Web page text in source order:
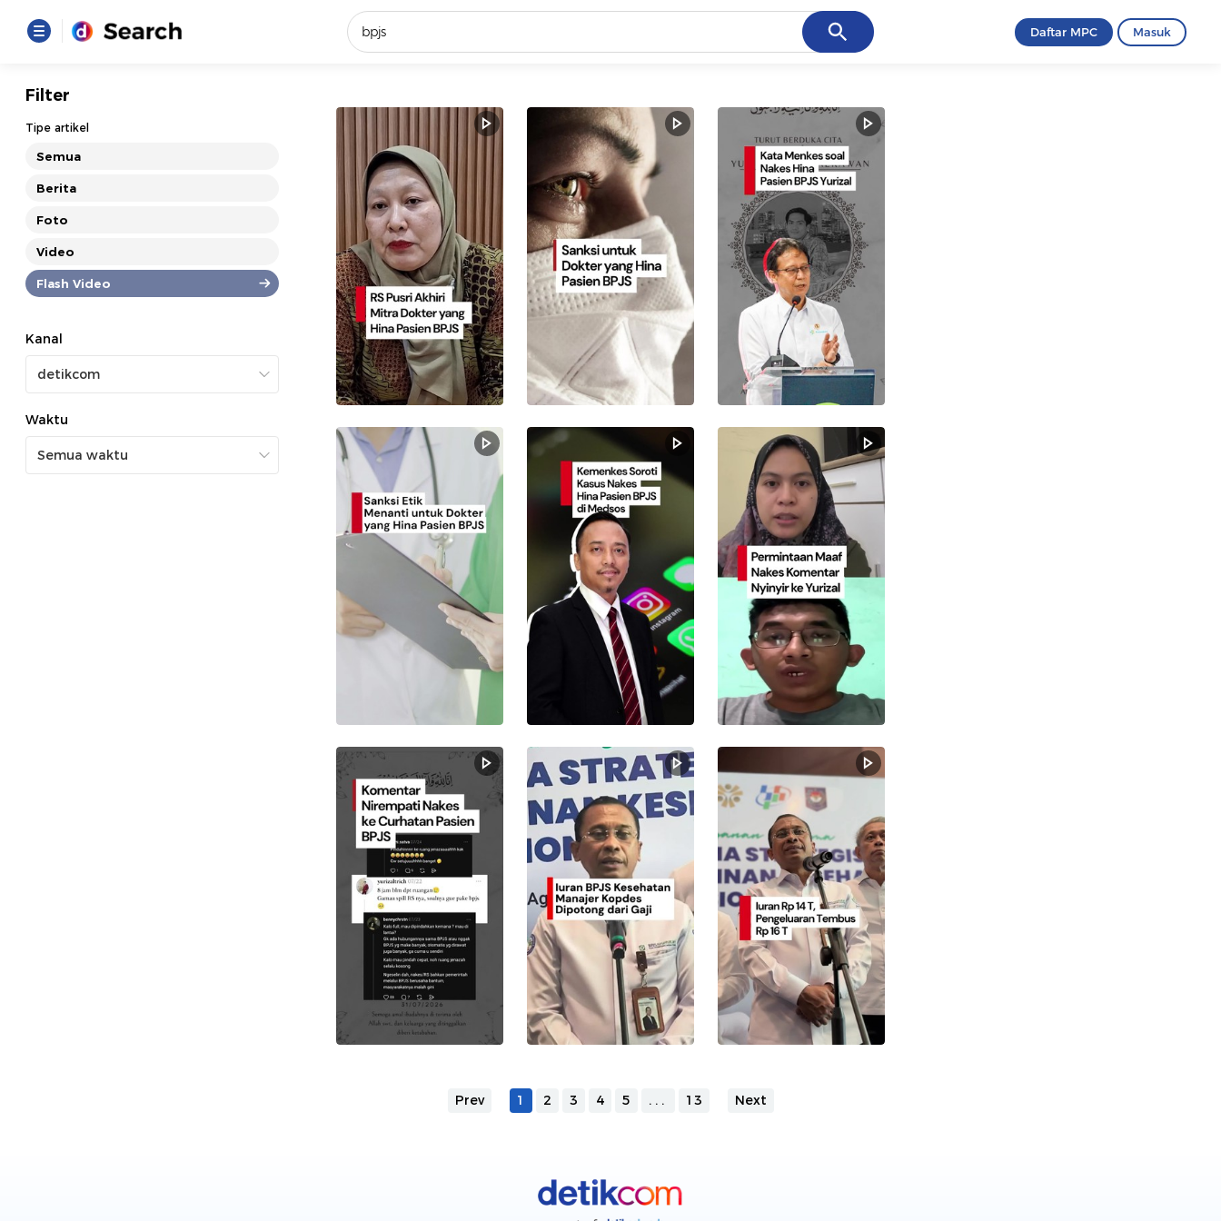
Cancel
Promoted
Terakhir yang dicari
Loading...
Daftar MPC Masuk
Filter
Tipe artikel
Semua
Berita
Foto
Video
Flash Video
Kanal
Waktu
Prev 1 2 3 4 5 ... 13 Next